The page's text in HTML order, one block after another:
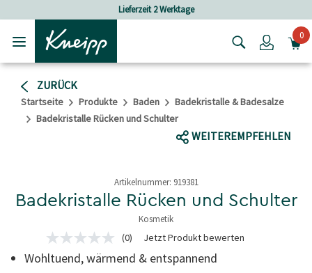
Login0
ZURÜCK
Startseite Produkte Baden
Badekristalle & Badesalze
Badekristalle Rücken und Schulter
WEITEREMPFEHLEN
Artikelnummer: 919381
Badekristalle Rücken und Schulter
Kosmetik
5 von 5 Sternen
Kein
Beurteilungswert
Link
(0) Jetzt Produkt bewerten
Wohltuend, wärmend & entspannend